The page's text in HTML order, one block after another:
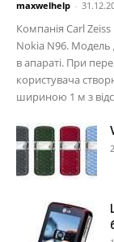
maxwelhelp -
Компанія Carl
Nokia N96. Модель
в апараті. При
користувача
шириною 1 м з